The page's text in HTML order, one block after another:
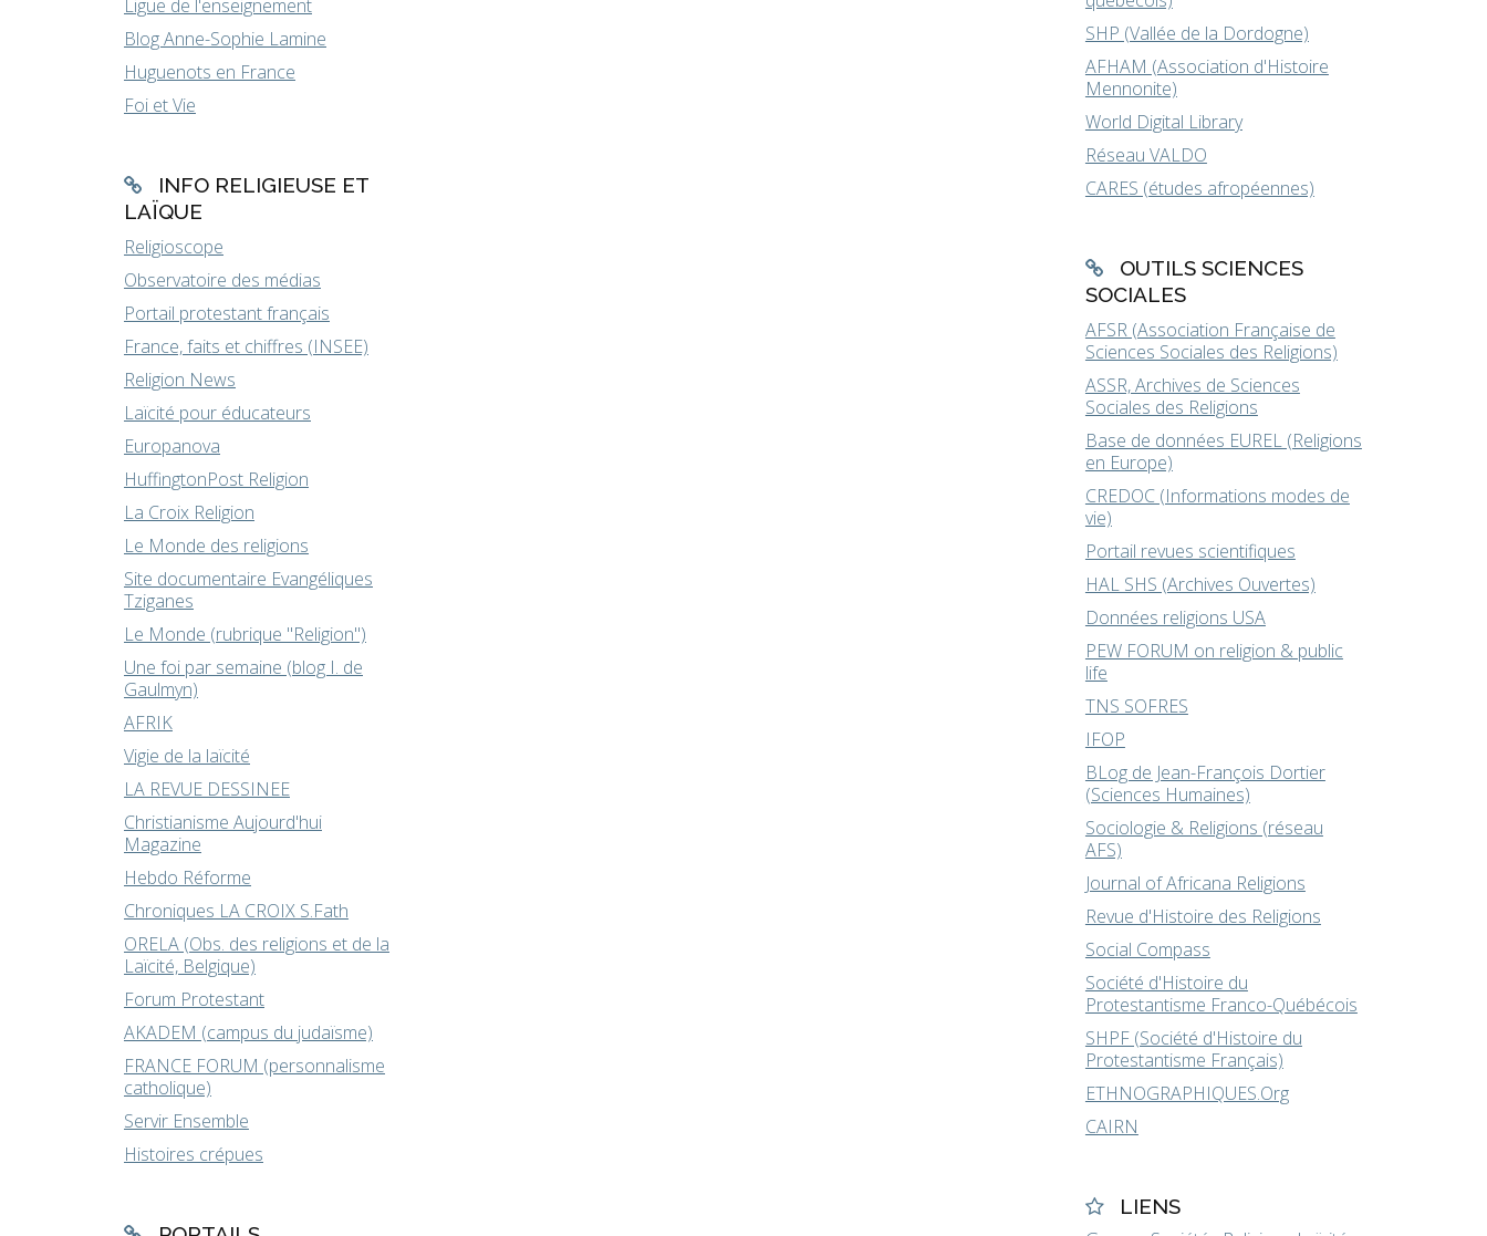
Ligue de l'enseignement
Blog Anne-Sophie Lamine
Huguenots en France
Foi et Vie
INFO RELIGIEUSE ET
LAÏQUE
Religioscope
Observatoire des médias
Portail protestant français
France, faits et chiffres (INSEE)
Religion News
Laïcité pour éducateurs
Europanova
HuffingtonPost Religion
La Croix Religion
Le Monde des religions
Site documentaire Evangéliques
Tziganes
Le Monde (rubrique "Religion")
Une foi par semaine (blog I. de
Gaulmyn)
AFRIK
Vigie de la laïcité
LA REVUE DESSINEE
Christianisme Aujourd'hui
Magazine
Hebdo Réforme
Chroniques LA CROIX S.Fath
ORELA (Obs. des religions et de la
Laïcité, Belgique)
Forum Protestant
AKADEM (campus du judaïsme)
FRANCE FORUM (personnalisme
catholique)
Servir Ensemble
Histoires crépues
SHP (Vallée de la Dordogne)
AFHAM (Association d'Histoire
Mennonite)
World Digital Library
Réseau VALDO
CARES (études afropéennes)
OUTILS SCIENCES
SOCIALES
AFSR (Association Française de
Sciences Sociales des Religions)
ASSR, Archives de Sciences
Sociales des Religions
Base de données EUREL (Religions
en Europe)
CREDOC (Informations modes de
vie)
Portail revues scientifiques
HAL SHS (Archives Ouvertes)
Données religions USA
PEW FORUM on religion & public
life
TNS SOFRES
IFOP
BLog de Jean-François Dortier
(Sciences Humaines)
Sociologie & Religions (réseau
AFS)
Journal of Africana Religions
Revue d'Histoire des Religions
Social Compass
Société d'Histoire du
Protestantisme Franco-Québécois
SHPF (Société d'Histoire du
Protestantisme Français)
ETHNOGRAPHIQUES.Org
CAIRN
LIENS